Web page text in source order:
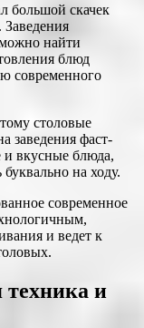
большой скачек
Заведения
найти
блюд
современного
столовые
заведения фаст-
и вкусные блюда,
на ходу.
современное
и ведет к
и